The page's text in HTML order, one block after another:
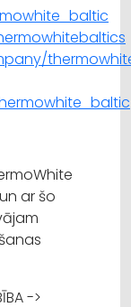
ar šo
->